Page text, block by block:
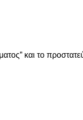
και το